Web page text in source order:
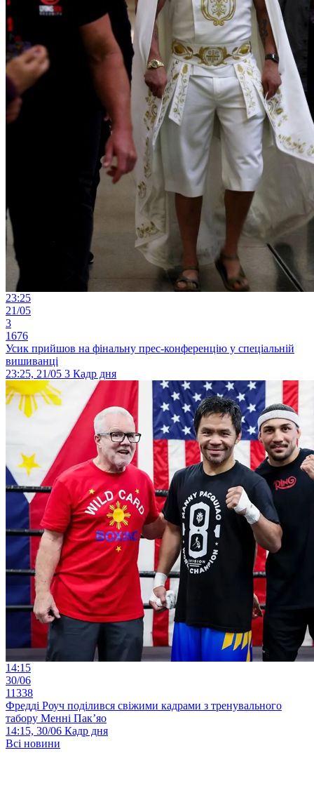
23:25
21/05
3
1676
Усик прийшов на фінальну прес-конференцію у спеціальній
вишиванці
23:25, 21/05 3 Кадр дня
14:15
30/06
11338
Фредді Роуч поділився свіжими кадрами з тренувального
табору Менні Пак’яо
14:15, 30/06 Кадр дня
Всі новини